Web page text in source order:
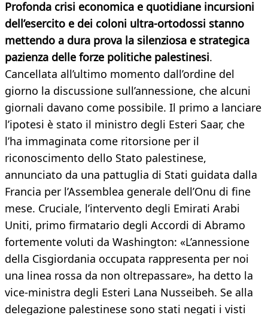
Profonda crisi economica e quotidiane incursioni
dell’esercito e dei coloni ultra-ortodossi stanno
mettendo a dura prova la silenziosa e strategica
pazienza delle forze politiche palestinesi.
Cancellata all’ultimo momento dall’ordine del
giorno la discussione sull’annessione, che alcuni
giornali davano come possibile. Il primo a lanciare
l’ipotesi è stato il ministro degli Esteri Saar, che
l’ha immaginata come ritorsione per il
riconoscimento dello Stato palestinese,
annunciato da una pattuglia di Stati guidata dalla
Francia per l’Assemblea generale dell’Onu di fine
mese. Cruciale, l’intervento degli Emirati Arabi
Uniti, primo firmatario degli Accordi di Abramo
fortemente voluti da Washington: «L’annessione
della Cisgiordania occupata rappresenta per noi
una linea rossa da non oltrepassare», ha detto la
vice-ministra degli Esteri Lana Nusseibeh. Se alla
delegazione palestinese sono stati negati i visti